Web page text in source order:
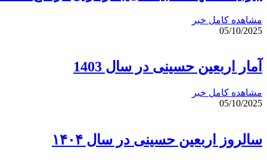
مشاهده کامل خبر
05/10/2025
آمار اربعین حسینی در سال 1403
مشاهده کامل خبر
05/10/2025
سالروز اربعین حسینی در سال ۱۴۰۴